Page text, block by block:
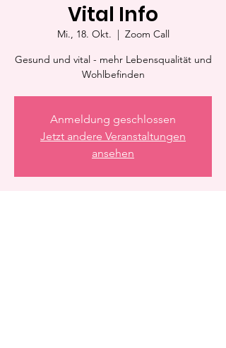
Vital Info
Mi., 18. Okt.
  |
Zoom Call
Gesund und vital - mehr Lebensqualität und
Wohlbefinden
Anmeldung geschlossen
Jetzt andere Veranstaltungen
ansehen